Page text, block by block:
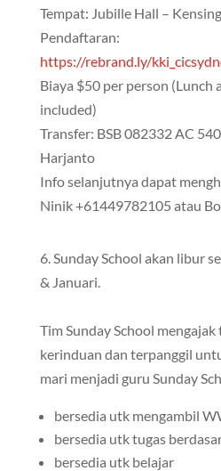
Tempat: Jubille Hall –
Pendaftaran:
https://rebrand.ly/
Biaya $50 per person (Lunch
included)
Transfer: BSB 082332 AC
Harjanto
Info selanjutnya dapat
Ninik +61449782105 atau
6. Sunday School akan libur
& Januari.
Tim Sunday School
kerinduan dan terpanggil
mari menjadi guru Sunday
bersedia utk mengambil
bersedia utk tugas
bersedia utk belajar